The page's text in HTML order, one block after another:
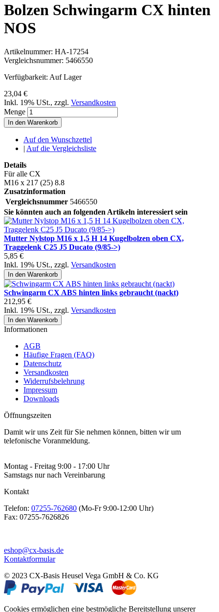
Bolzen Schwingarm CX hinten
NOS
Artikelnummer: HA-17254
Vergleichsnummer: 5466550
Verfügbarkeit: Auf Lager
23,04 €
Inkl. 19% USt., zzgl. Versandkosten
Menge
In den Warenkorb
Auf den Wunschzettel
| Auf die Vergleichsliste
Details
Für alle CX
M16 x 217 (25) 8.8
Zusatzinformation
Vergleichsnummer 5466550
Sie könnten auch an folgenden Artikeln interessiert sein
Mutter Nylstop M16 x 1,5 H 14 Kugelbolzen oben CX,
Traggelenk C25 J5 Ducato (9/85->)
5,85 €
Inkl. 19% USt., zzgl. Versandkosten
In den Warenkorb
Schwingarm CX ABS hinten links gebraucht (nackt)
212,95 €
Inkl. 19% USt., zzgl. Versandkosten
In den Warenkorb
Informationen
AGB
Häufige Fragen (FAQ)
Datenschutz
Versandkosten
Widerrufsbelehrung
Impressum
Downloads
Öffnungszeiten
Damit wir uns Zeit für Sie nehmen können, bitten wir um
telefonische Voranmeldung.
Montag - Freitag 9:00 - 17:00 Uhr
Samstags nur nach Vereinbarung
Kontakt
Telefon: 07255-762680 (Mo-Fr 9:00-12:00 Uhr)
Fax: 07255-7626826
eshop@cx-basis.de
Kontaktformular
© 2023 CX-Basis Heusel Vega GmbH & Co. KG
Cookies ermöglichen eine bestmögliche Bereitstellung unserer